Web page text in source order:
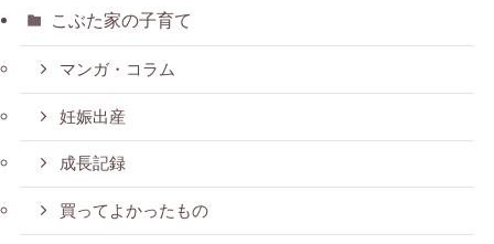
こぶた家の子育て
マンガ・コラム
妊娠出産
成長記録
買ってよかったもの